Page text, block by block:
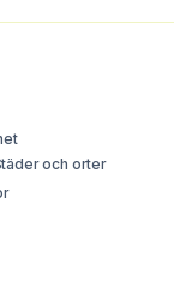
och orter